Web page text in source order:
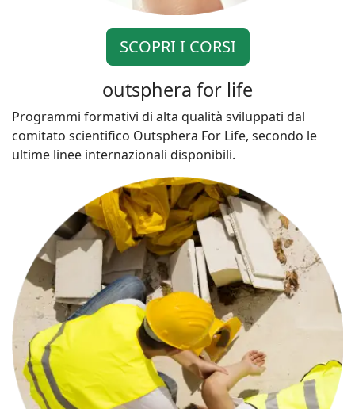
SCOPRI I CORSI
outsphera for life
Programmi formativi di alta qualità sviluppati dal
comitato scientifico Outsphera For Life, secondo le
ultime linee internazionali disponibili.